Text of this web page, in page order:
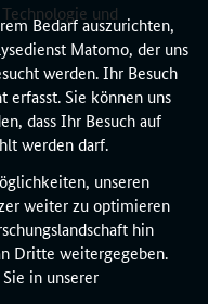
Bedarf auszurichten,
Matomo, der uns
werden. Ihr Besuch
erfasst. Sie können uns
dass Ihr Besuch auf
werden darf.
unseren
weiter zu optimieren
hin
Dritte weitergegeben.
in unserer
und